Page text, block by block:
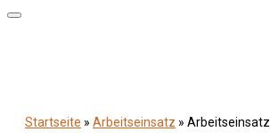
Startseite » Arbeitseinsatz » Arbeitseinsatz